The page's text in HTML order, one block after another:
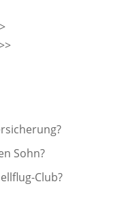
Sohn?
Club?